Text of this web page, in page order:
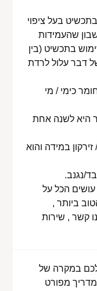
בעל ציפוי
שהעמידות
בתכשיט (בין
דבר עלול לרדת
כימי / מי
היא לשנה אחת
במידה והוא
נגנב.
הכל על
ביותר ,
קשר , שירות
במקרה של
מפורט